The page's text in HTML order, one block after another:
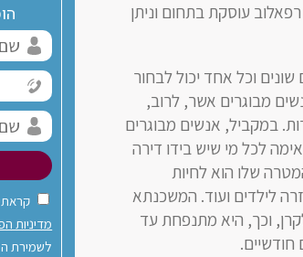
עוסקת בתחום וניתן
וכל אחד יכול לבחור
מבוגרים אשר, לרוב,
במקביל, אנשים מבוגרים
לכל מי שיש בידו דירה
שלו הוא לחיות
לילדים ועוד. המשכנתא
וכך, היא מתנפחת עד
מדיניות
לשמירת